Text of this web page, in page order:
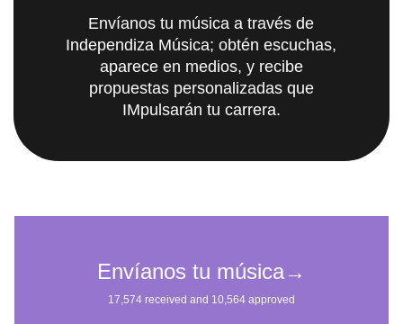
Envíanos tu música a través de
Independiza Música; obtén escuchas,
aparece en medios, y recibe
propuestas personalizadas que
IMpulsarán tu carrera.